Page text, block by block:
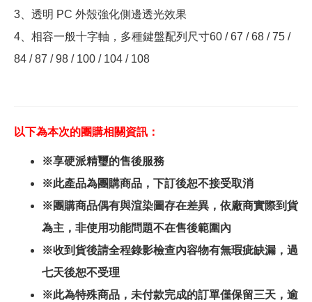
3、透明 PC 外殼強化側邊透光效果
4、相容一般十字軸，多種鍵盤配列尺寸60 / 67 / 68 / 75 /
84 / 87 / 98 / 100 / 104 / 108
以下為本次的團購相關資訊：
※享硬派精璽的售後服務
※此產品為團購商品，下訂後恕不接受取消
※團購商品偶有與渲染圖存在差異，依廠商實際到貨
為主，非使用功能問題不在售後範圍內
※收到貨後請全程錄影檢查內容物有無瑕疵缺漏，過
七天後恕不受理
※此為特殊商品，未付款完成的訂單僅保留三天，逾